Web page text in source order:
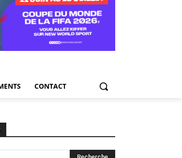
CONTACT